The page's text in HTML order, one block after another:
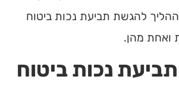
להגשת תביעת נכות ביטוח
ואחת מהן.
נכות ביטוח